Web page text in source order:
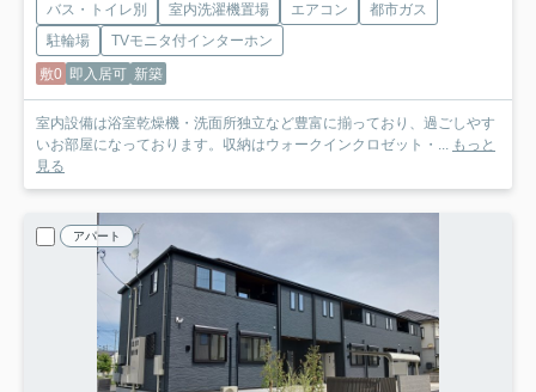
バス・トイレ別 室内洗濯機置場 エアコン
都市ガス
駐輪場
TVモニタ付インターホン
敷0 即入居可 新築
室内設備は浴室乾燥機・洗面所独立など豊富に揃っており、過ごしやす
いお部屋になっております。収納はウォークインクロゼット・... もっと
見る
アパート